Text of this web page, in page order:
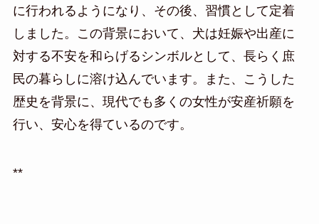
に行われるようになり、その後、習慣として定着
しました。この背景において、犬は妊娠や出産に
対する不安を和らげるシンボルとして、長らく庶
民の暮らしに溶け込んでいます。また、こうした
歴史を背景に、現代でも多くの女性が安産祈願を
行い、安心を得ているのです。
**